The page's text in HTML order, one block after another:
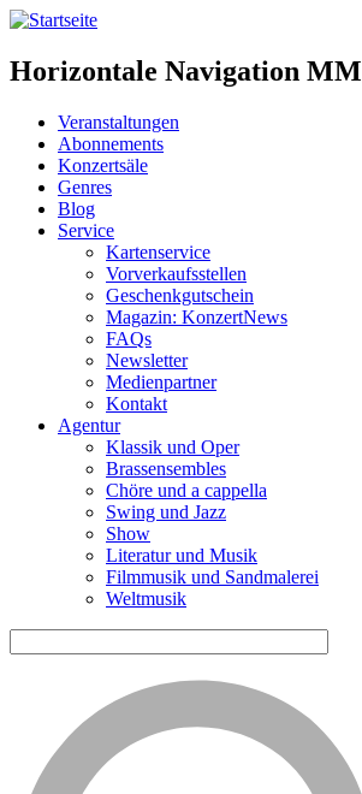
Horizontale Navigation MM
Veranstaltungen
Abonnements
Konzertsäle
Genres
Blog
Service
Kartenservice
Vorverkaufsstellen
Geschenkgutschein
Magazin: KonzertNews
FAQs
Newsletter
Medienpartner
Kontakt
Agentur
Klassik und Oper
Brassensembles
Chöre und a cappella
Swing und Jazz
Show
Literatur und Musik
Filmmusik und Sandmalerei
Weltmusik